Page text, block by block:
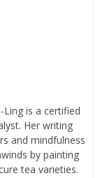
is a certified
Her writing
and mindfulness
by painting
tea varieties.